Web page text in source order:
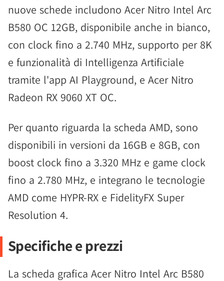
nuove schede includono Acer Nitro Intel Arc
B580 OC 12GB, disponibile anche in bianco,
con clock fino a 2.740 MHz, supporto per 8K
e funzionalità di Intelligenza Artificiale
tramite l'app AI Playground, e Acer Nitro
Radeon RX 9060 XT OC.
Per quanto riguarda la scheda AMD, sono
disponibili in versioni da 16GB e 8GB, con
boost clock fino a 3.320 MHz e game clock
fino a 2.780 MHz, e integrano le tecnologie
AMD come HYPR-RX e FidelityFX Super
Resolution 4.
Specifiche e prezzi
La scheda grafica Acer Nitro Intel Arc B580